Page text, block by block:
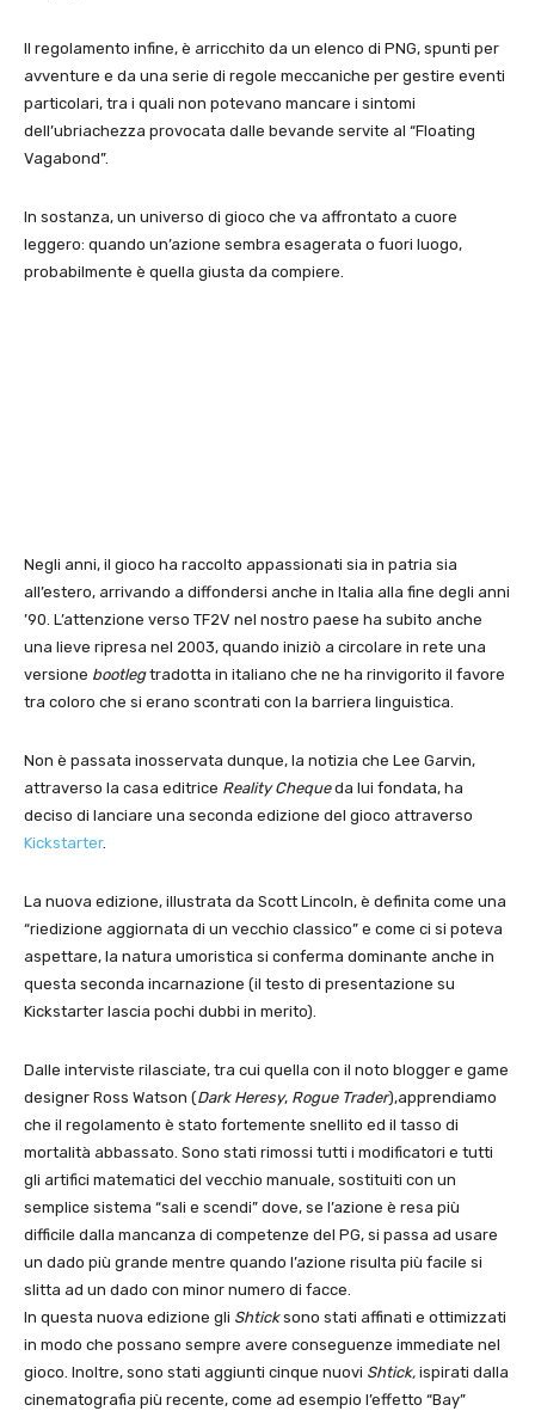
Il regolamento infine, è arricchito da un elenco di PNG, spunti per
avventure e da una serie di regole meccaniche per gestire eventi
particolari, tra i quali non potevano mancare i sintomi
dell’ubriachezza provocata dalle bevande servite al “Floating
Vagabond”.
In sostanza, un universo di gioco che va affrontato a cuore
leggero: quando un’azione sembra esagerata o fuori luogo,
probabilmente è quella giusta da compiere.
Negli anni, il gioco ha raccolto appassionati sia in patria sia
all’estero, arrivando a diffondersi anche in Italia alla fine degli anni
’90. L’attenzione verso TF2V nel nostro paese ha subito anche
una lieve ripresa nel 2003, quando iniziò a circolare in rete una
versione bootlegtradotta in italiano che ne ha rinvigorito il favore
tra coloro che si erano scontrati con la barriera linguistica.
Non è passata inosservata dunque, la notizia che Lee Garvin,
attraverso la casa editrice Reality Chequeda lui fondata, ha
deciso di lanciare una seconda edizione del gioco attraverso
Kickstarter.
La nuova edizione, illustrata da Scott Lincoln, è definita come una
“riedizione aggiornata di un vecchio classico” e come ci si poteva
aspettare, la natura umoristica si conferma dominante anche in
questa seconda incarnazione (il testo di presentazione su
Kickstarter lascia pochi dubbi in merito).
Dalle interviste rilasciate, tra cui quella con il noto blogger e game
designer Ross Watson (Dark Heresy, Rogue Trader),apprendiamo
che il regolamento è stato fortemente snellito ed il tasso di
mortalità abbassato. Sono stati rimossi tutti i modificatori e tutti
gli artifici matematici del vecchio manuale, sostituiti con un
semplice sistema “sali e scendi” dove, se l’azione è resa più
difficile dalla mancanza di competenze del PG, si passa ad usare
un dado più grande mentre quando l’azione risulta più facile si
slitta ad un dado con minor numero di facce.
In questa nuova edizione gli Shticksono stati affinati e ottimizzati
in modo che possano sempre avere conseguenze immediate nel
gioco. Inoltre, sono stati aggiunti cinque nuovi Shtick, ispirati dalla
cinematografia più recente, come ad esempio l’effetto “Bay”